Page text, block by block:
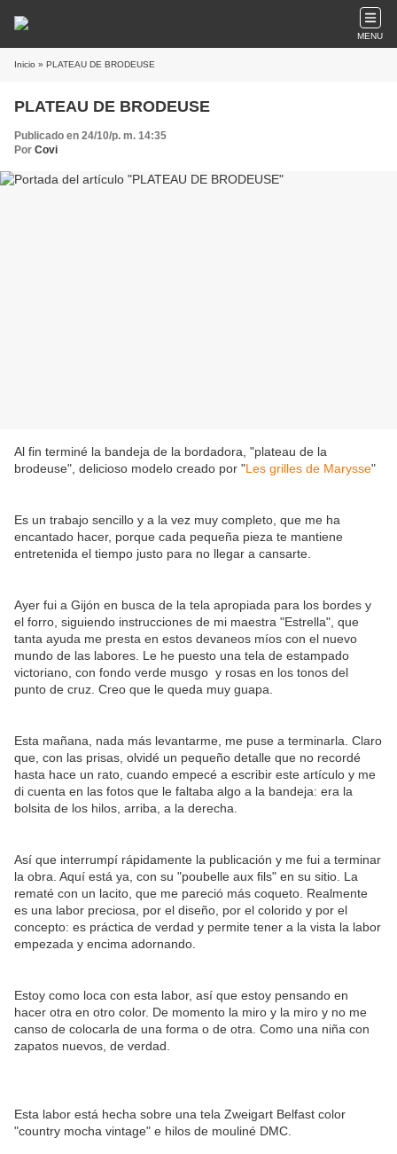
MENU
Inicio » PLATEAU DE BRODEUSE
PLATEAU DE BRODEUSE
Publicado en 24/10/p. m. 14:35
Por Covi
Al fin terminé la bandeja de la bordadora, "plateau de la
brodeuse", delicioso modelo creado por "Les grilles de Marysse"
Es un trabajo sencillo y a la vez muy completo, que me ha
encantado hacer, porque cada pequeña pieza te mantiene
entretenida el tiempo justo para no llegar a cansarte.
Ayer fui a Gijón en busca de la tela apropiada para los bordes y
el forro, siguiendo instrucciones de mi maestra "Estrella", que
tanta ayuda me presta en estos devaneos míos con el nuevo
mundo de las labores. Le he puesto una tela de estampado
victoriano, con fondo verde musgo y rosas en los tonos del
punto de cruz. Creo que le queda muy guapa.
Esta mañana, nada más levantarme, me puse a terminarla. Claro
que, con las prisas, olvidé un pequeño detalle que no recordé
hasta hace un rato, cuando empecé a escribir este artículo y me
di cuenta en las fotos que le faltaba algo a la bandeja: era la
bolsita de los hilos, arriba, a la derecha.
Así que interrumpí rápidamente la publicación y me fui a terminar
la obra. Aquí está ya, con su "poubelle aux fils" en su sitio. La
rematé con un lacito, que me pareció más coqueto. Realmente
es una labor preciosa, por el diseño, por el colorido y por el
concepto: es práctica de verdad y permite tener a la vista la labor
empezada y encima adornando.
Estoy como loca con esta labor, así que estoy pensando en
hacer otra en otro color. De momento la miro y la miro y no me
canso de colocarla de una forma o de otra. Como una niña con
zapatos nuevos, de verdad.
Esta labor está hecha sobre una tela Zweigart Belfast color
"country mocha vintage" e hilos de mouliné DMC.